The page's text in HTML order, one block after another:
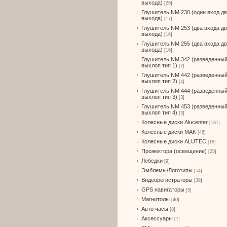
выхода) [29]
Глушитель NM 230 (один вход
выхода) [17]
Глушитель NM 253 (два входа
выхода) [16]
Глушитель NM 255 (два входа
выхода) [16]
Глушитель NM 342 (разведенный
выхлоп тип 1) [7]
Глушитель NM 442 (разведенный
выхлоп тип 2) [4]
Глушитель NM 444 (разведенный
выхлоп тип 3) [3]
Глушитель NM 453 (разведенный
выхлоп тип 4) [3]
Колесные диски Alucenter [181]
Колесные диски MAK [46]
Колесные диски ALUTEC [18]
Прожектора (освещение) [25]
Лебедки [9]
Эмблемы/Логотипы [54]
Видеорегистраторы [39]
GPS навигаторы [5]
Магнитолы [40]
Авто часы [8]
Аксессуары [7]